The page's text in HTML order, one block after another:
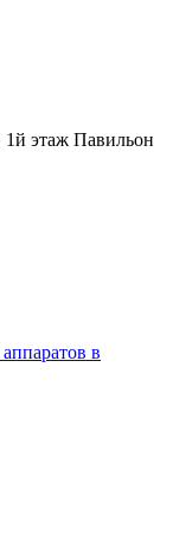
1й этаж Павильон